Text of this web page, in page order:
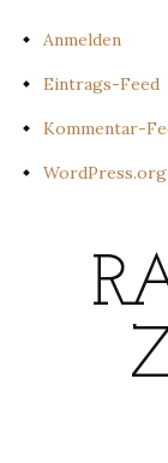
Anmelden
Eintrags-Feed
Kommentar-
WordPress.org